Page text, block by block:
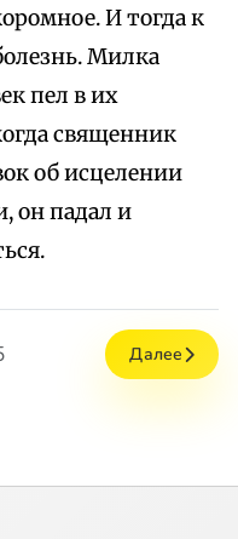
И тогда к
Милка
пел в их
священник
об исцелении
он падал и
Далее